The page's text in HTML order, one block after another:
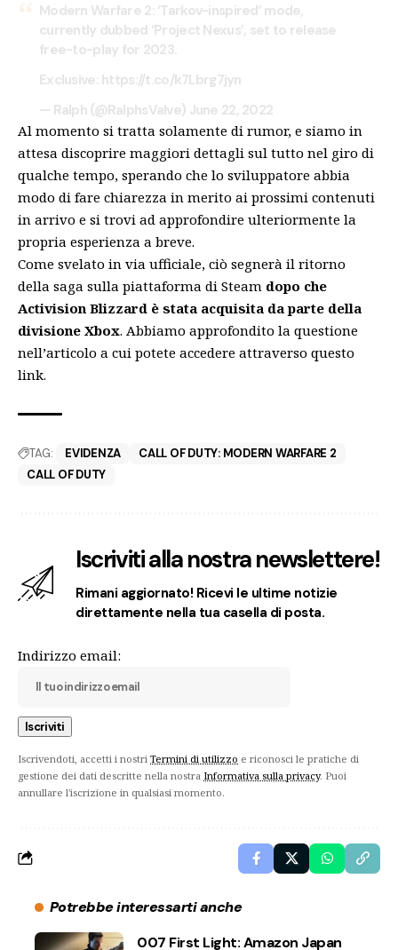
Modern Warfare 2: ‘Tarkov-inspired’ mode,
currently dubbed ‘Project Nexus’, set to release
free-to-play for 2023.
Exclusive: https://t.co/k7Lbrg7jyn
— Ralph (@RalphsValve) June 22, 2022
Al momento si tratta solamente di rumor, e siamo in
attesa discoprire maggiori dettagli sul tutto nel giro di
qualche tempo, sperando che lo sviluppatore abbia
modo di fare chiarezza in merito ai prossimi contenuti
in arrivo e si trovi ad approfondire ulteriormente la
propria esperienza a breve.
Come svelato in via ufficiale, ciò segnerà il ritorno
della saga sulla piattaforma di Steam dopo che
Activision Blizzard è stata acquisita da parte della
divisione Xbox. Abbiamo approfondito la questione
nell’articolo a cui potete accedere attraverso questo
link.
TAG: EVIDENZA
CALL OF DUTY: MODERN WARFARE 2
CALL OF DUTY
Iscriviti alla nostra newslettere!
Rimani aggiornato! Ricevi le ultime notizie
direttamente nella tua casella di posta.
Indirizzo email:
Iscrivendoti, accetti i nostri Termini di utilizzo e riconosci le pratiche di
gestione dei dati descritte nella nostra Informativa sulla privacy. Puoi
annullare l'iscrizione in qualsiasi momento.
Potrebbe interessarti anche
007 First Light: Amazon Japan